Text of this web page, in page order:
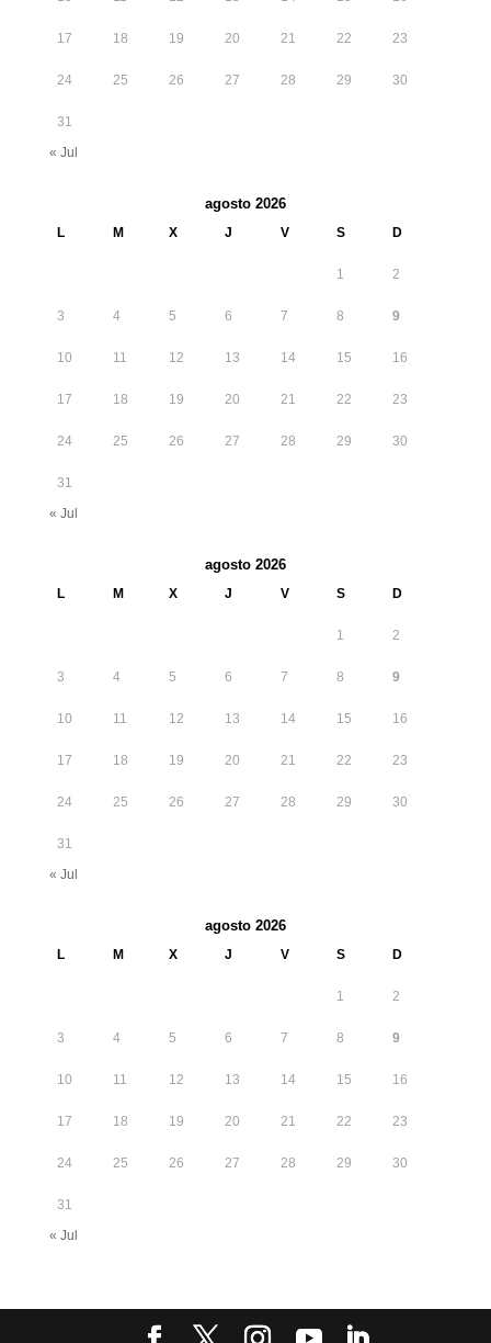
17 18 19 20 21 22 23
24 25 26 27 28 29 30
31
« Jul
agosto 2026
L M X J V S D
1 2
3 4 5 6 7 8 9
10 11 12 13 14 15 16
17 18 19 20 21 22 23
24 25 26 27 28 29 30
31
« Jul
agosto 2026
L M X J V S D
1 2
3 4 5 6 7 8 9
10 11 12 13 14 15 16
17 18 19 20 21 22 23
24 25 26 27 28 29 30
31
« Jul
agosto 2026
L M X J V S D
1 2
3 4 5 6 7 8 9
10 11 12 13 14 15 16
17 18 19 20 21 22 23
24 25 26 27 28 29 30
31
« Jul